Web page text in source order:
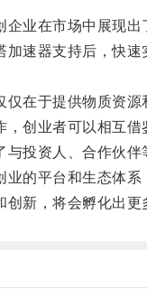
业在市场中展现出
器支持后，快速
于提供物质资源
业者可以相互借
资人、合作伙伴
平台和生态体系
，将会孵化出更